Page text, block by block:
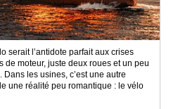
serait l’antidote parfait aux crises
de moteur, juste deux roues et un peu
Dans les usines, c’est une autre
une réalité peu romantique : le vélo